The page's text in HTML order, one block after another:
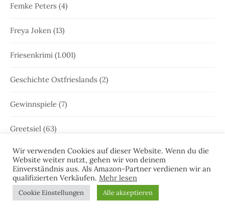
Femke Peters (4)
Freya Joken (13)
Friesenkrimi (1.001)
Geschichte Ostfrieslands (2)
Gewinnspiele (7)
Greetsiel (63)
Gretje Blom(19)
Greune Stee(1)
Großfehn(1)
Wir verwenden Cookies auf dieser Website. Wenn du die
Website weiter nutzt, gehen wir von deinem
Einverständnis aus. Als Amazon-Partner verdienen wir an
qualifizierten Verkäufen. Mehr lesen
Cookie Einstellungen Alle akzeptieren